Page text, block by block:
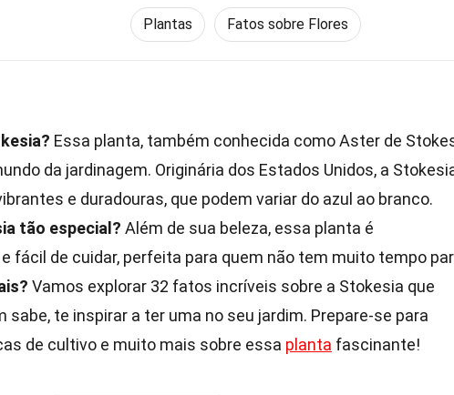
Plantas Fatos sobre Flores
Essa planta, também conhecida como Aster de
da jardinagem. Originária dos Estados Unidos, a
e duradouras, que podem variar do azul ao branco.
tão especial? Além de sua beleza, essa planta é
fácil de cuidar, perfeita para quem não tem muito tempo
Vamos explorar 32 fatos incríveis sobre a Stokesia que
sabe, te inspirar a ter uma no seu jardim. Prepare-se para
de cultivo e muito mais sobre essa planta fascinante!